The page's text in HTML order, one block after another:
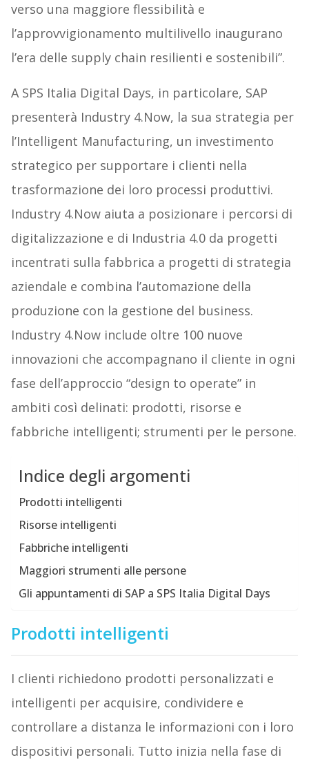
verso una maggiore flessibilità e
l’approvvigionamento multilivello inaugurano
l’era delle supply chain resilienti e sostenibili”.
A SPS Italia Digital Days, in particolare, SAP
presenterà Industry 4.Now, la sua strategia per
l’Intelligent Manufacturing, un investimento
strategico per supportare i clienti nella
trasformazione dei loro processi produttivi.
Industry 4.Now aiuta a posizionare i percorsi di
digitalizzazione e di Industria 4.0 da progetti
incentrati sulla fabbrica a progetti di strategia
aziendale e combina l’automazione della
produzione con la gestione del business.
Industry 4.Now include oltre 100 nuove
innovazioni che accompagnano il cliente in ogni
fase dell’approccio “design to operate” in
ambiti così delinati: prodotti, risorse e
fabbriche intelligenti; strumenti per le persone.
Indice degli argomenti
Prodotti intelligenti
Risorse intelligenti
Fabbriche intelligenti
Maggiori strumenti alle persone
Gli appuntamenti di SAP a SPS Italia Digital Days
Prodotti intelligenti
I clienti richiedono prodotti personalizzati e
intelligenti per acquisire, condividere e
controllare a distanza le informazioni con i loro
dispositivi personali. Tutto inizia nella fase di